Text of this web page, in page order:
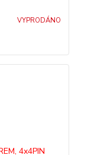
VYPRODÁNO